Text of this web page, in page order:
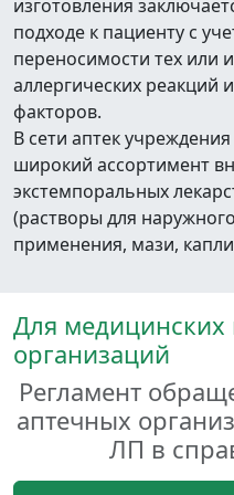
изготовления
подходе к пациенту с
переносимости тех или
аллергических реакций
факторов.
В сети аптек
широкий ассортимент
экстемпоральных
(растворы для
применения, мази,
Для медицинских
организаций
Регламент
аптечных
ЛП в